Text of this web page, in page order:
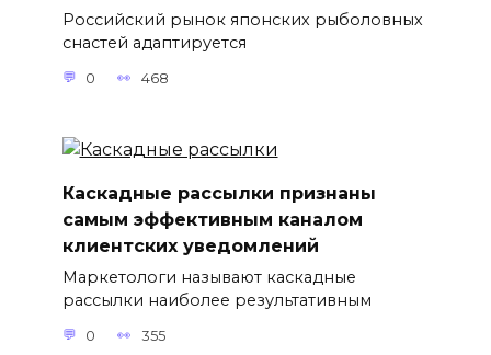
Российский рынок японских рыболовных
снастей адаптируется
0 468
Каскадные рассылки признаны
самым эффективным каналом
клиентских уведомлений
Маркетологи называют каскадные
рассылки наиболее результативным
0 355